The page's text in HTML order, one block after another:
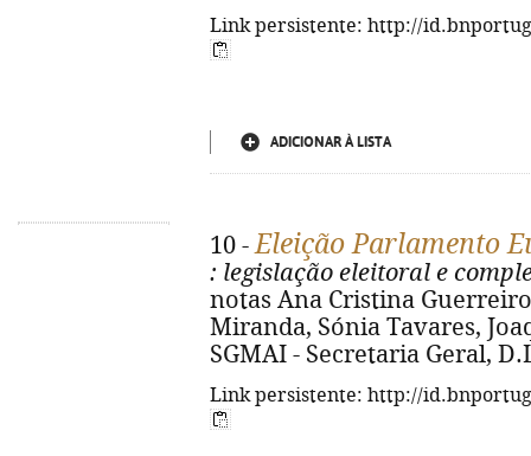
Link persistente: http://
ADICIONAR À LISTA
10 -Eleição Parlamento
: legislação eleitoral e
notas Ana Cristina
Miranda, Sónia Tavares,
SGMAI - Secretaria Geral,
Link persistente: http://